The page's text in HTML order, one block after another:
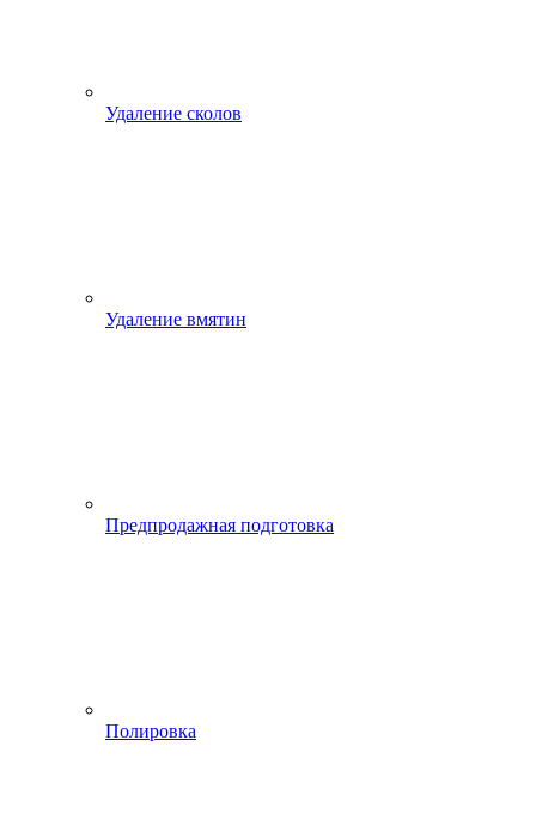
Удаление сколов
Удаление вмятин
Предпродажная подготовка
Полировка